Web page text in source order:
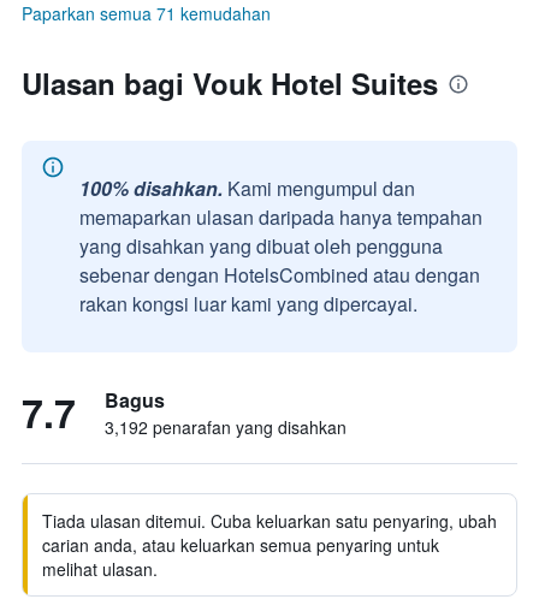
Paparkan semua 71 kemudahan
Ulasan bagi Vouk Hotel Suites
100% disahkan. Kami mengumpul dan
memaparkan ulasan daripada hanya tempahan
yang disahkan yang dibuat oleh pengguna
sebenar dengan HotelsCombined atau dengan
rakan kongsi luar kami yang dipercayai.
7.7 Bagus
3,192 penarafan yang disahkan
Tiada ulasan ditemui. Cuba keluarkan satu penyaring, ubah
carian anda, atau keluarkan semua penyaring untuk
melihat ulasan.